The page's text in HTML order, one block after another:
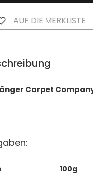
AUF DIE MERKLISTE
Carpet
100g